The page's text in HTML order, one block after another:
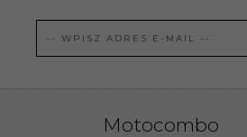
Motocombo